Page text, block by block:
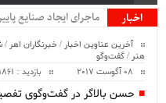
اخبار
ماجرای ایجاد صنایع
آخرین عناوین اخبار /خبرنگاران اهر /
هنر /گفت‌وگو
بازدید : 1861
حسن بالاگر در گفت‌وگوی